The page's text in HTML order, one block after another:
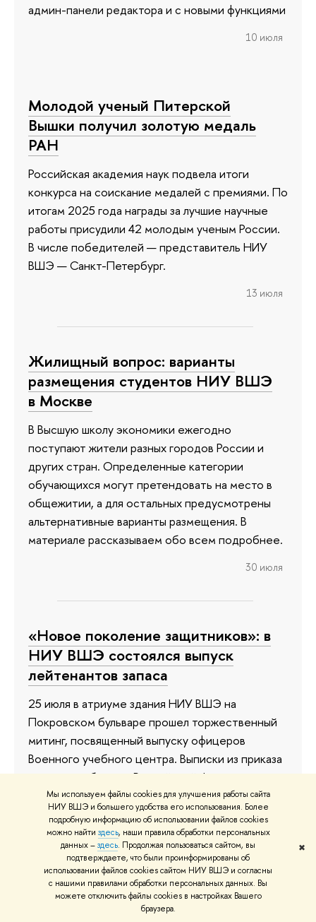
Мы используем файлы cookies для улучшения работы сайта
НИУ ВШЭ и большего удобства его использования. Более
подробную информацию об использовании файлов cookies
можно найти здесь, наши правила обработки персональных
данных –здесь. Продолжая пользоваться сайтом, вы
подтверждаете, что были проинформированы об
использовании файлов cookies сайтом НИУ ВШЭ и согласны
с нашими правилами обработки персональных данных. Вы
можете отключить файлы cookies в настройках Вашего
браузера.
✖
админ-панели редактора и с новыми функциями
10 июля
Молодой ученый Питерской
Вышки получил золотую медаль
РАН
Российская академия наук подвела итоги
конкурса на соискание медалей с премиями. По
итогам 2025 года награды за лучшие научные
работы присудили 42 молодым ученым России.
В числе победителей — представитель НИУ
ВШЭ — Санкт-Петербург.
13 июля
Жилищный вопрос: варианты
размещения студентов НИУ ВШЭ
в Москве
В Высшую школу экономики ежегодно
поступают жители разных городов России и
других стран. Определенные категории
обучающихся могут претендовать на место в
общежитии, а для остальных предусмотрены
альтернативные варианты размещения. В
материале рассказываем обо всем подробнее.
30 июля
«Новое поколение защитников»: в
НИУ ВШЭ состоялся выпуск
лейтенантов запаса
25 июля в атриуме здания НИУ ВШЭ на
Покровском бульваре прошел торжественный
митинг, посвященный выпуску офицеров
Военного учебного центра. Выписки из приказа
министра обороны Российской Федерации о
присвоении воинского звания лейтенанта с
зачислением в запас и дипломы об окончании
университета получили 132 человека. Затем
состоялся офицерский бал.
27 июля